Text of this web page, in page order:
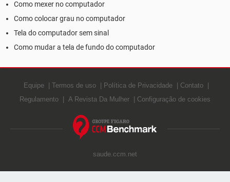
Como mexer no computador
Como colocar grau no computador
Tela do computador sem sinal
Como mudar a tela de fundo do computador
Equipe Termos de uso Política de Privacidade
Contato
Regulamento
A Revista Da Mulher Configuração de cookies
saude.ccm.net